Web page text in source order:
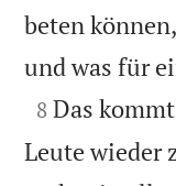
beten
und was für

8 Das
Leute wieder